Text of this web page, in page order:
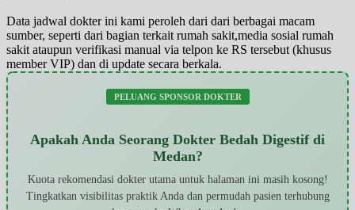
Data jadwal dokter ini kami peroleh dari dari berbagai macam
sumber, seperti dari bagian terkait rumah sakit,media sosial rumah
sakit ataupun verifikasi manual via telpon ke RS tersebut (khusus
member VIP) dan di update secara berkala.
PELUANG SPONSOR DOKTER
Apakah Anda Seorang Dokter Bedah Digestif di
Medan?
Kuota rekomendasi dokter utama untuk halaman ini masih kosong!
Tingkatkan visibilitas praktik Anda dan permudah pasien terhubung